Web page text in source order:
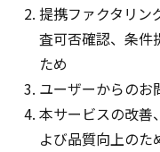
提携ファクタリン
査可否確認、条件
ため
ユーザーからのお
本サービスの改善
よび品質向上のた